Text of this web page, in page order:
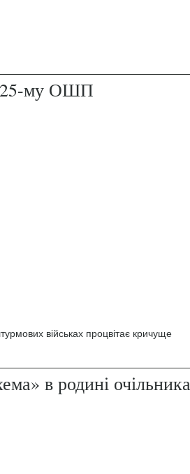
225-му ОШП
військах процвітає кричуще
в родині очільника